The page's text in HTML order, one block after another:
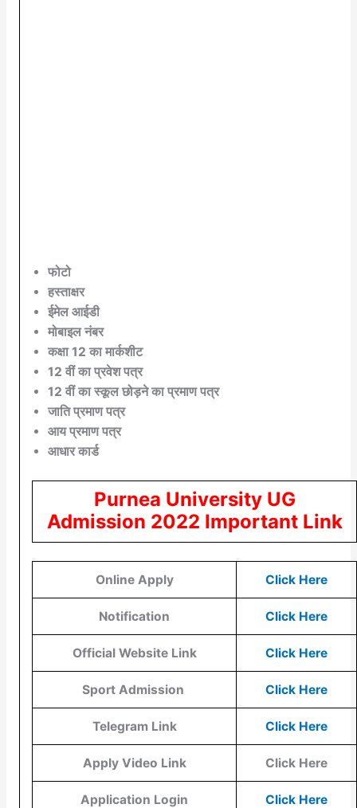
फोटो
हस्ताक्षर
ईमेल आईडी
मोबाइल नंबर
कक्षा 12 का मार्कशीट
12 वीं का प्रवेश पत्र
12 वीं का स्कूल छोड़ने का प्रमाण पत्र
जाति प्रमाण पत्र
आय प्रमाण पत्र
आधार कार्ड
Purnea University UG
Admission 2022 Important Link
Online Apply Click Here
Notification Click Here
Official Website Link Click Here
Sport Admission Click Here
Telegram Link Click Here
Apply Video Link Click Here
Application Login Click Here